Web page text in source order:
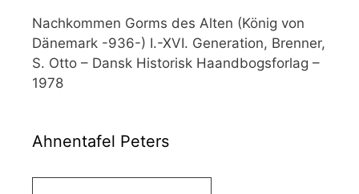
Nachkommen Gorms des Alten (König von
Dänemark -936-) I.-XVI. Generation, Brenner,
S. Otto – Dansk Historisk Haandbogsforlag –
1978
Ahnentafel Peters